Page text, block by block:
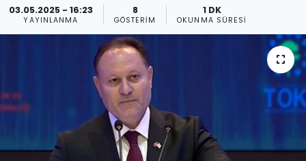
03.05.2025 - 16:23
YAYINLANMA
8
GÖSTERIM
1 DK
OKUNMA SÜRESI
KKTC
KKTC YEREL SEÇİM 2018
Kültür Sanat
Moda